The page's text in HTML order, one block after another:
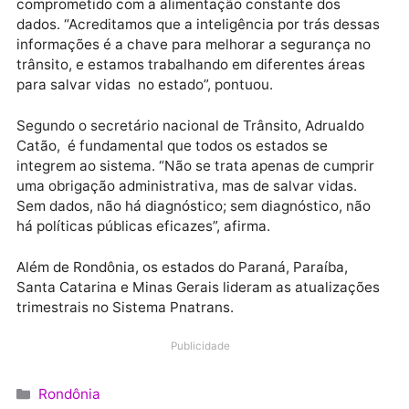
dos Transportes, a cooperação entre os entes
federativos é fundamental para que o planejamento
traduza em medidas concretas e contribua para a
redução de mortes no trânsito. A partir do registro
estratégias de prevenção regionais, a Senatran pode
acompanhar o desempenho das metas, identificar
práticas e promover ajustes.
Segundo o diretor-geral do Detran-RO, Sandro
o Detran de Rondônia está integrado ao sistema e
comprometido com a alimentação constante dos
informações é a chave para melhorar a segurança
trânsito, e estamos trabalhando em diferentes áreas
Catão, é fundamental que todos os estados se